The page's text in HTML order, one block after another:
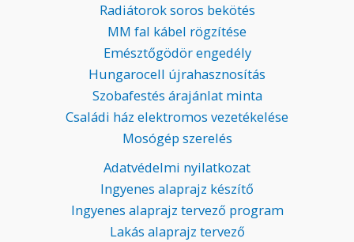
Radiátorok soros bekötés
MM fal kábel rögzítése
Emésztőgödör engedély
Hungarocell újrahasznosítás
Szobafestés árajánlat minta
Családi ház elektromos vezetékelése
Mosógép szerelés
Adatvédelmi nyilatkozat
Ingyenes alaprajz készítő
Ingyenes alaprajz tervező program
Lakás alaprajz tervező